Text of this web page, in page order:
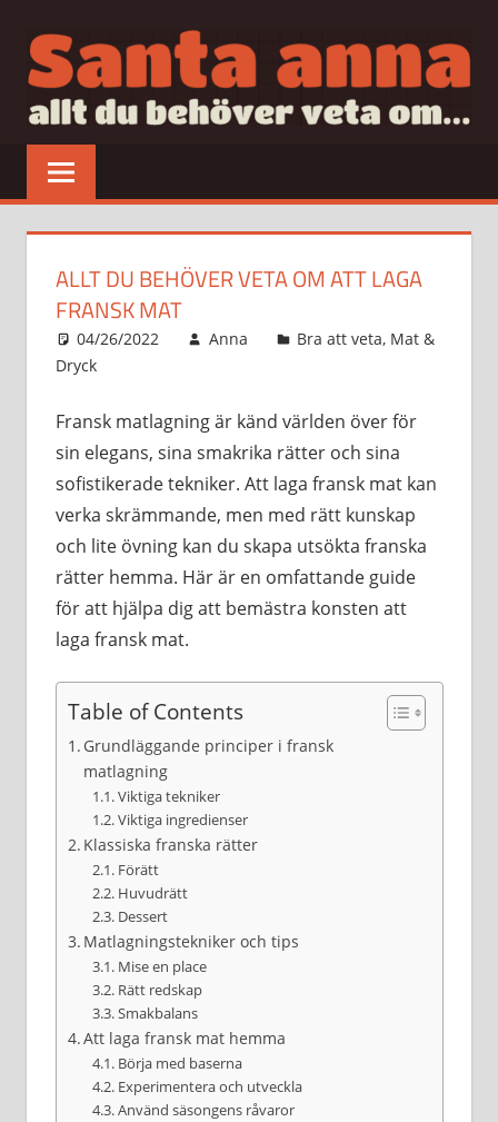
innehåll
allt
veta
ALLT DU BEHÖVER VETA OM ATT LAGA
FRANSK MAT
04/26/2022 Anna Bra att veta, Mat &
Dryck
Fransk matlagning är känd världen över för
sin elegans, sina smakrika rätter och sina
sofistikerade tekniker. Att laga fransk mat kan
verka skrämmande, men med rätt kunskap
och lite övning kan du skapa utsökta franska
rätter hemma. Här är en omfattande guide
för att hjälpa dig att bemästra konsten att
laga fransk mat.
Table of Contents
Grundläggande principer i fransk
matlagning
Viktiga tekniker
Viktiga ingredienser
Klassiska franska rätter
Förätt
Huvudrätt
Dessert
Matlagningstekniker och tips
Mise en place
Rätt redskap
Smakbalans
Att laga fransk mat hemma
Börja med baserna
Experimentera och utveckla
Använd säsongens råvaror